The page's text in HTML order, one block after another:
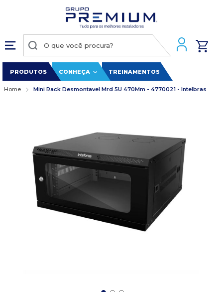
PRODUTOS CONHEÇA TREINAMENTOS
Home Mini Rack Desmontavel Mrd 5U 470Mm - 4770021 - Intelbras
imagens